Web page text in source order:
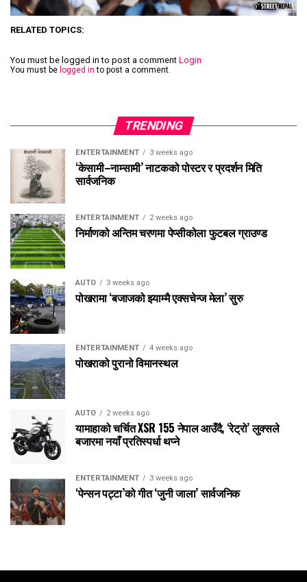
RELATED TOPICS:
You must be logged in to post a comment Login
You must be logged in to post a comment.
TRENDING
ENTERTAINMENT 3 weeks ago
‘केसामी–नाम्सामी’ नाटकको पोस्टर र प्रदर्शन मिति
सार्वजनिक
ENTERTAINMENT 2 weeks ago
निर्माणको अन्तिम चरणमा पेप्सीकोला फुटबल ग्राउण्ड
AUTO 3 weeks ago
पोखरामा ‘बजाजको झ्याम्मै एक्सचेन्ज मेला’ सुरु
ENTERTAINMENT 4 weeks ago
पोखराको पुरानो विमानस्थल
AUTO 2 weeks ago
यामाहाको चर्चित XSR 155 नेपाल आउँदै, ‘रेट्रो’ लुक्सले
बजारमा नयाँ प्रतिस्पर्धा थप्ने
ENTERTAINMENT 3 weeks ago
‘पेन्सन पट्टा’को गीत ‘जुनी जाला’ सार्वजनिक